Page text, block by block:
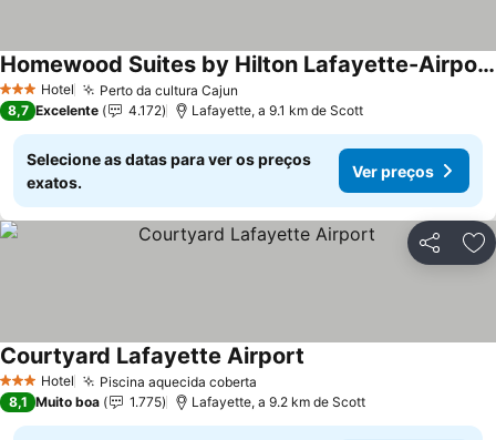
3 EstrelasHotel Perto da cultura Cajun
Homewood Suites by Hilton Lafayette-Airport, LA
Ver preços
8,7 Excelente 4.172 Lafayette, a 9.1 km de Scott
Selecione as datas para ver os preços
exatos.
Ver preços
Partilhar
3 EstrelasHotel Piscina aquecida coberta
Courtyard Lafayette Airport
8,1 Muito boa 1.775 Lafayette, a 9.2 km de Scott